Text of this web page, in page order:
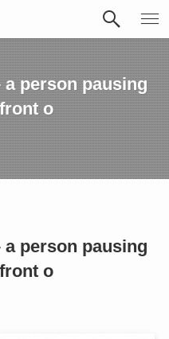
a person pausing
o
a person pausing
o